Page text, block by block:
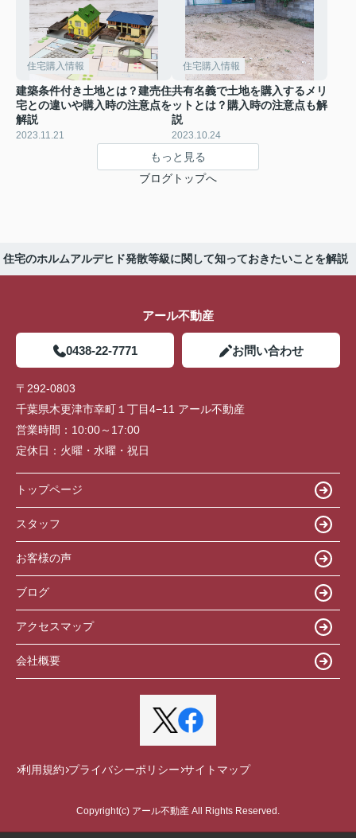
住宅購入情報
建築条件付き土地とは？建売住
宅との違いや購入時の注意点を
解説
2023.11.21
住宅購入情報
共有名義で土地を購入するメリ
ットとは？購入時の注意点も解
説
2023.10.24
もっと見る
ブログトップへ
住宅のホルムアルデヒド発散等級に関して知っておきたいことを解説
アール不動産
0438-22-7771 お問い合わせ
〒292-0803
千葉県木更津市幸町１丁目4−11 アール不動産
営業時間： 10:00～17:00
定休日： 火曜・水曜・祝日
トップページ
スタッフ
お客様の声
ブログ
アクセスマップ
会社概要
利用規約 プライバシーポリシー サイトマップ
Copyright(c) アール不動産 All Rights Reserved.